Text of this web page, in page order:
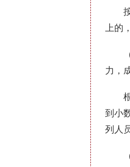
按
上的
（2
力，
根
到小
列人
（